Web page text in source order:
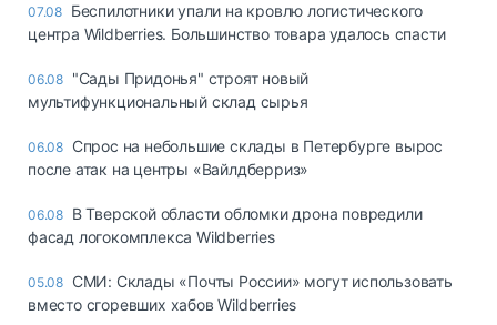
07.08 Беспилотники упали на кровлю логистического
центра Wildberries. Большинство товара удалось спасти
06.08 "Сады Придонья" строят новый
мультифункциональный склад сырья
06.08 Спрос на небольшие склады в Петербурге вырос
после атак на центры «Вайлдберриз»
06.08 В Тверской области обломки дрона повредили
фасад логокомплекса Wildberries
05.08 СМИ: Склады «Почты России» могут использовать
вместо сгоревших хабов Wildberries